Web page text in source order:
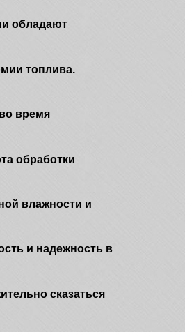
обладают
топлива.
время
обработки
влажности и
и надежность в
сказаться